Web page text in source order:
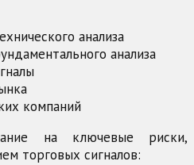
анализа
анализа
компаний
на ключевые риски,
торговых сигналов: